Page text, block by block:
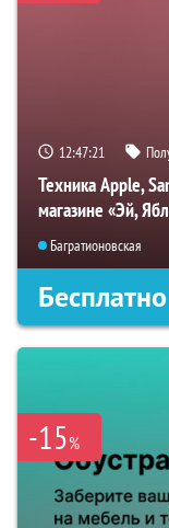
12:47:20
Техника Apple,
магазине «Эй,
Багратионовская
Бесплатно
-15%